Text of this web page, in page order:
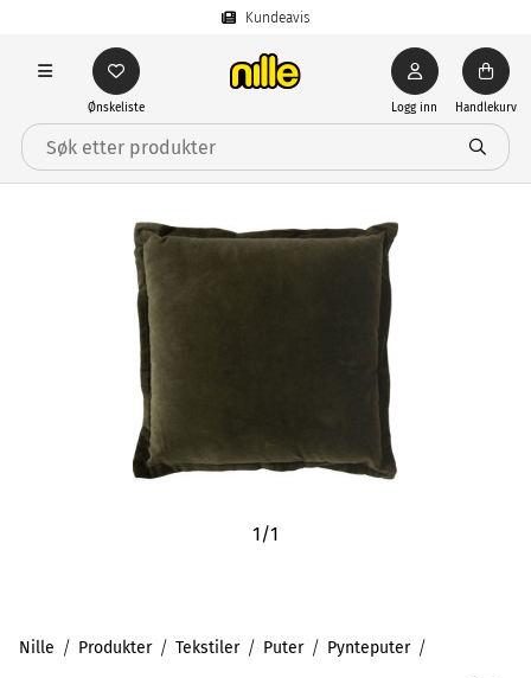
Kundeavis
Ønskeliste Logg inn Handlekurv
1/1
Nille Produkter Tekstiler Puter Pynteputer